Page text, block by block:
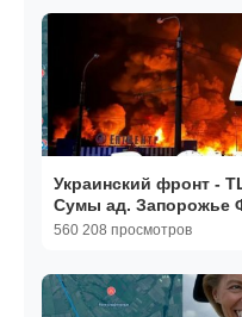
Украинский фронт -
Сумы ад. Запорожье
560 208 просмотров